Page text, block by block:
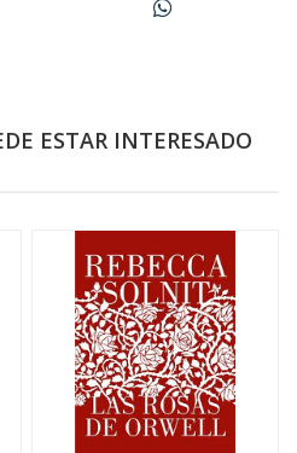
ESTAR INTERESADO